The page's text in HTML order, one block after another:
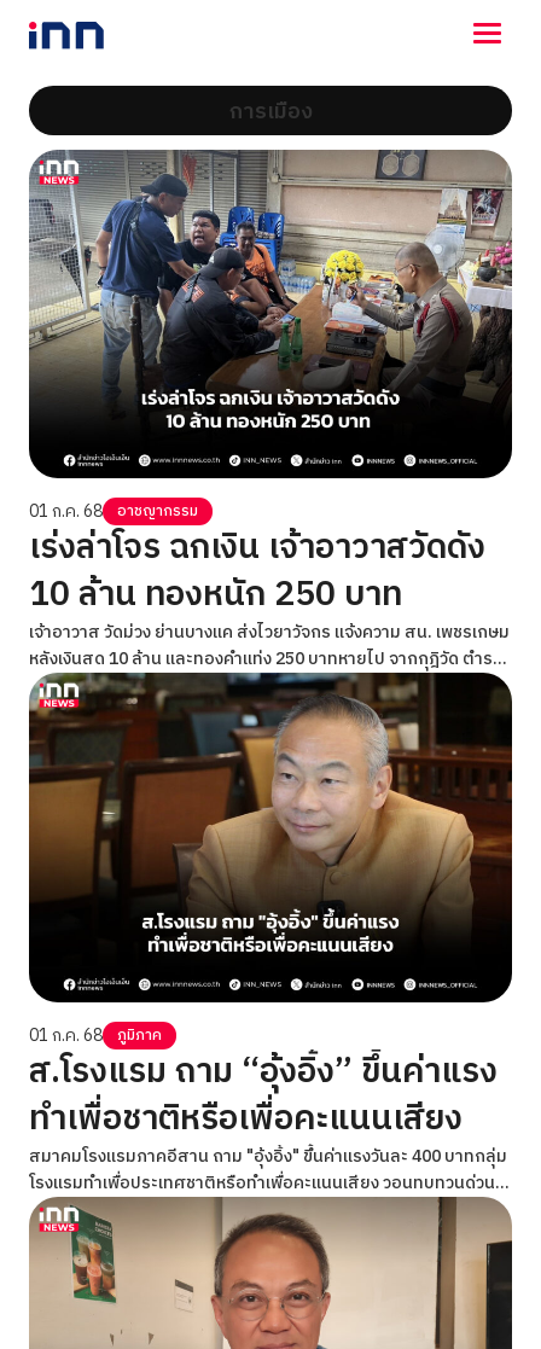
NEWS
ENTERTAINMENT
LIFESTYLE
HOROSCOPE
LOTTERY
VIDEO
ร่วมด้วยช่วยกัน
การเมือง
01 ก.ค. 68 อาชญากรรม
เร่งล่าโจร ฉกเงิน เจ้าอาวาสวัดดัง
10 ล้าน ทองหนัก 250 บาท
เจ้าอาวาส วัดม่วง ย่านบางแค ส่งไวยาวัจกร แจ้งความ สน. เพชรเกษม
หลังเงินสด 10 ล้าน และทองคำแท่ง 250 บาทหายไป จากกุฎิวัด ตำรวจ
เร่งสืบสวน
01 ก.ค. 68 ภูมิภาค
ส.โรงแรม ถาม “อุ้งอิ้ง” ขึ้นค่าแรง
ทำเพื่อชาติหรือเพื่อคะแนนเสียง
สมาคมโรงแรมภาคอีสาน ถาม "อุ้งอิ้ง" ขึ้นค่าแรงวันละ 400 บาทกลุ่ม
โรงแรมทำเพื่อประเทศชาติหรือทำเพื่อคะแนนเสียง วอนทบทวนด่วน
เพราะเศรษฐกิจซบเซามา 2 ปีแล้ว